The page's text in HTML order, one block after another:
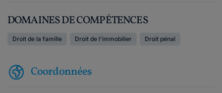
DOMAINES DE COMPÉTENCES
Droit de la famille Droit de l'immobilier Droit pénal
Coordonnées